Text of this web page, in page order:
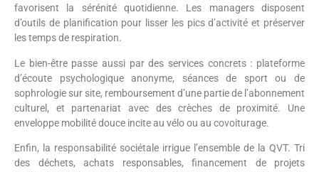
favorisent la sérénité quotidienne. Les managers disposent
d’outils de planification pour lisser les pics d’activité et préserver
les temps de respiration.
Le bien-être passe aussi par des services concrets : plateforme
d’écoute psychologique anonyme, séances de sport ou de
sophrologie sur site, remboursement d’une partie de l’abonnement
culturel, et partenariat avec des crèches de proximité. Une
enveloppe mobilité douce incite au vélo ou au covoiturage.
Enfin, la responsabilité sociétale irrigue l’ensemble de la QVT. Tri
des déchets, achats responsables, financement de projets